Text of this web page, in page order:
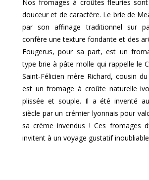
Nos fromages à croûtes fleuries
douceur et de caractère. Le brie de
par son affinage traditionnel sur
confère une texture fondante et des
Fougerus, pour sa part, est un
type brie à pâte molle qui rappelle le
Saint-Félicien mère Richard, cousin
est un fromage à croûte naturelle
plissée et souple. Il a été inventé
siècle par un crémier lyonnais pour
sa crème invendus ! Ces fromages
invitent à un voyage gustatif